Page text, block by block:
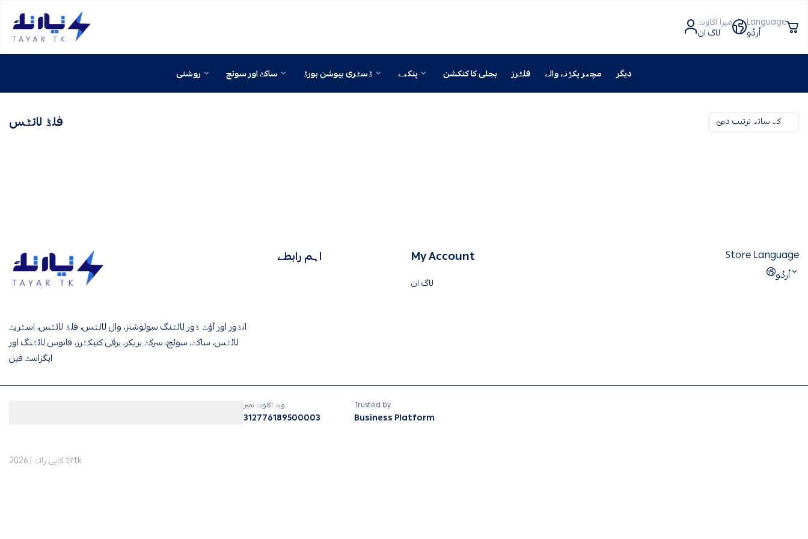
tirtk
میرا اکاونٹ
لاگ ان
Language
روشنی ساکٹ اور سوئچ ڈسٹری بیوشن بورڈ پنکھے بجلی کا کنکشن فلٹرز مچھر پکڑنے والے دیگر
فلڈ لائٹس
انڈور اور آؤٹ ڈور لائٹنگ سولوشنز، وال لائٹس، فلڈ لائٹس، اسٹریٹ
لائٹس، ساکٹ، سوئچ، سرکٹ بریکر، برقی کنیکٹرز، فانوس لائٹنگ اور
ایگزاسٹ فین
اہم رابطے My Account
لاگ ان
Store Language
ویٹ اکاونٹ نمبر
312776189500003
Trusted by
Business Platform
tirtk